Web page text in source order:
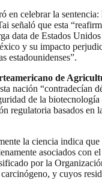
en celebrar la sentencia:
señaló que esta
data de Estados
y su impacto
estadounidenses”.
de
nación “contradecían
de la
regulatoria basados en
la ciencia indica
asociados con
por la
y cuyos